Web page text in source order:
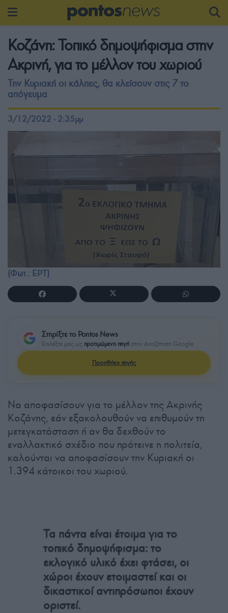
Κοζάνη: Τοπικό δημοψήφισμα στην
Ακρινή, για το μέλλον του χωριού
Την Κυριακή οι κάλπες, θα κλείσουν στις 7 το
απόγευμα
3/12/2022 - 2:35μμ
(Φωτ.: ΕΡΤ)
Στηρίξτε το Pontos News
Επιλέξτε μας ως προτιμώμενη πηγή στην Αναζήτηση Google
Προσθήκη πηγής
Να αποφασίσουν για το μέλλον της Ακρινής
Κοζάνης, εάν εξακολουθούν να επιθυμούν τη
μετεγκατάσταση ή αν θα δεχθούν το
εναλλακτικό σχέδιο που πρότεινε η πολιτεία,
καλούνται να αποφασίσουν την Κυριακή οι
1.394 κάτοικοι του χωριού.
Τα πάντα είναι έτοιμα για το
τοπικό δημοψήφισμα: το
εκλογικό υλικό έχει φτάσει, οι
χώροι έχουν ετοιμαστεί και οι
δικαστικοί αντιπρόσωποι έχουν
οριστεί.